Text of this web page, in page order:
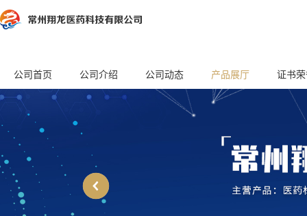
公司首页 公司介绍 公司动态 产品展厅 证书